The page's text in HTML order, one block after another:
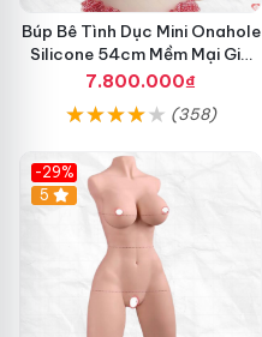
Búp Bê Tình Dục Mini Onahole
Silicone 54cm Mềm Mại Giá
Tốt Đáng Mua
7.800.000₫
(358)
-29%
5